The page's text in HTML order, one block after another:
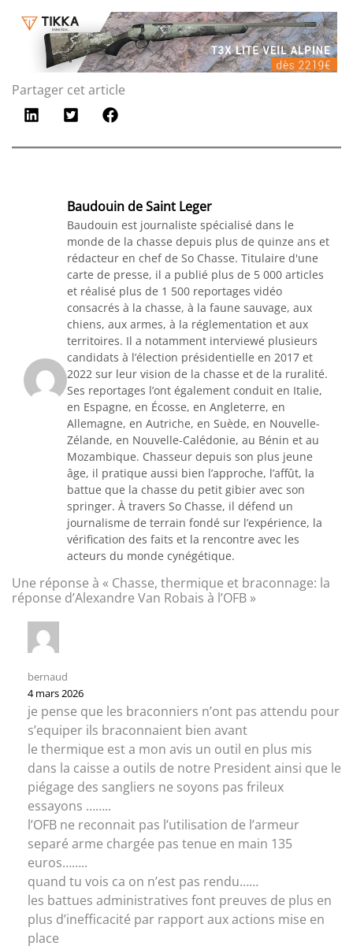
Partager cet article
Baudouin de Saint Leger
Baudouin est journaliste spécialisé dans le
monde de la chasse depuis plus de quinze ans et
rédacteur en chef de So Chasse. Titulaire d'une
carte de presse, il a publié plus de 5 000 articles
et réalisé plus de 1 500 reportages vidéo
consacrés à la chasse, à la faune sauvage, aux
chiens, aux armes, à la réglementation et aux
territoires. Il a notamment interviewé plusieurs
candidats à l’élection présidentielle en 2017 et
2022 sur leur vision de la chasse et de la ruralité.
Ses reportages l’ont également conduit en Italie,
en Espagne, en Écosse, en Angleterre, en
Allemagne, en Autriche, en Suède, en Nouvelle-
Zélande, en Nouvelle-Calédonie, au Bénin et au
Mozambique. Chasseur depuis son plus jeune
âge, il pratique aussi bien l’approche, l’affût, la
battue que la chasse du petit gibier avec son
springer. À travers So Chasse, il défend un
journalisme de terrain fondé sur l’expérience, la
vérification des faits et la rencontre avec les
acteurs du monde cynégétique.
Une réponse à « Chasse, thermique et braconnage: la
réponse d’Alexandre Van Robais à l’OFB »
bernaud
4 mars 2026
je pense que les braconniers n’ont pas attendu pour
s’equiper ils braconnaient bien avant
le thermique est a mon avis un outil en plus mis
dans la caisse a outils de notre President ainsi que le
piégage des sangliers ne soyons pas frileux
essayons ……..
l’OFB ne reconnait pas l’utilisation de l’armeur
separé arme chargée pas tenue en main 135
euros……..
quand tu vois ca on n’est pas rendu……
les battues administratives font preuves de plus en
plus d’inefficacité par rapport aux actions mise en
place